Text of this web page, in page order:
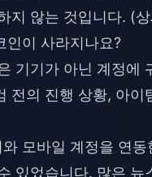
지 않는 것입니다. (
인이 사라지나요?
기기가 아닌 계정에
전의 진행 상황, 아이
모바일 계정을 연
있었습니다. 많은